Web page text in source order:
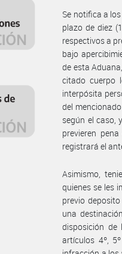
Se notifica a
plazo de diez
respectivos a
bajo
de esta
citado cuerpo
interpósita
del
según el caso,
previeren
registrará el
Asimismo,
quienes se les
previo
una
disposición de
artículos 4º,